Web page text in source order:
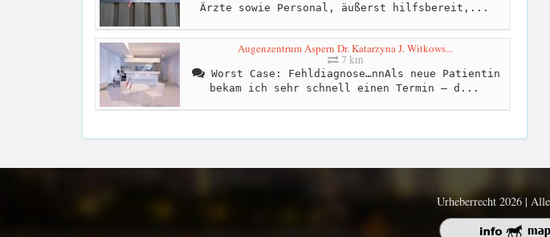
Ärzte sowie Personal, äußerst hilfsbereit,...
Augenzentrum Aspern Dr. Katarzyna J. Witkows...
7 km
Worst Case: Fehldiagnose…nnAls neue Patientin
bekam ich sehr schnell einen Termin – d...
Urheberrecht 2026 |